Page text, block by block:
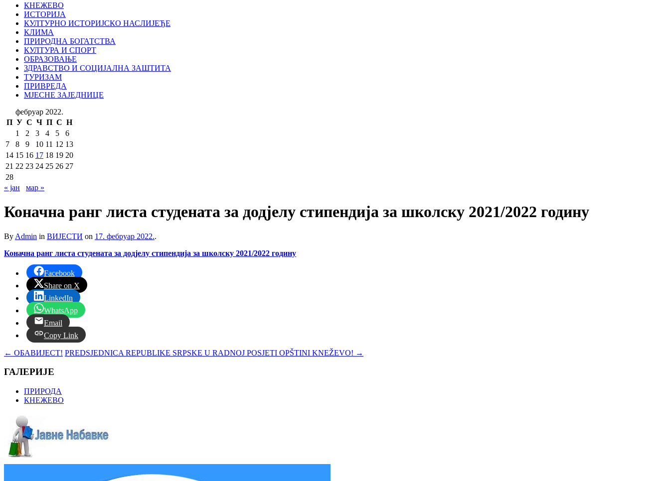
КНЕЖЕВО
ИСТОРИЈА
КУЛТУРНО ИСТОРИЈСКО НАСЛИЈЕЂЕ
КЛИМА
ПРИРОДНА БОГАТСТВА
КУЛТУРА И СПОРТ
ОБРАЗОВАЊЕ
ЗДРАВСТВО И СОЦИЈАЛНА ЗАШТИТА
ТУРИЗАМ
ПРИВРЕДА
МЈЕСНЕ ЗАЈЕДНИЦЕ
фебруар 2022.
П У С Ч П С Н
1
2 3 4 5
6
7
8 9 10 11 12 13
14 15 16 17 18 19 20
21 22 23 24 25 26 27
28
« јан
мар »
Коначна ранг листа студената за додјелу стипендија за школску 2021/2022 годину
By Admin in ВИЈЕСТИ on 17. фебруар 2022..
Коначна ранг листа студената за додјелу стипендија за школску 2021/2022 годину
Facebook
Share on X
LinkedIn
WhatsApp
Email
Copy Link
← ОБАВИЈЕСТ! PREDSJEDNICA REPUBLIKE SRPSKE U RADNOJ POSJETI OPŠTINI KNEŽEVO! →
ГАЛЕРИЈЕ
ПРИРОДА
КНЕЖЕВО